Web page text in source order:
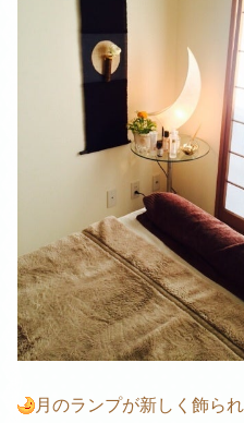
月のランプが新しく飾ら